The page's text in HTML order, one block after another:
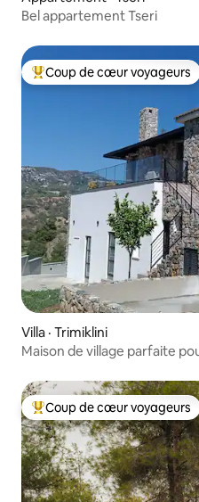
Bel appartement Tseri
Coup de cœur voyageurs
Coup de cœur voyageurs
Villa · Trimiklini
Maison de village parfaite
Coup de cœur voyageurs
Coup de cœur voyageurs